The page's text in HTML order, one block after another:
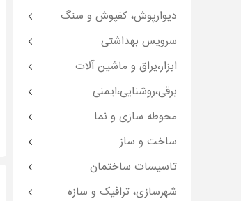
دیوارپوش، کفپوش و سنگ
سرویس بهداشتی
ابزار،یراق و ماشین آلات
برقی،روشنایی،ایمنی
محوطه سازی و نما
ساخت و ساز
تاسیسات ساختمان
شهرسازی، ترافیک و سازه